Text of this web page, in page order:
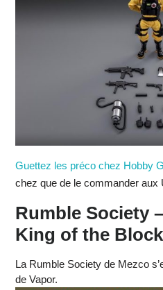
Guettez les préco chez Hobby
chez que de le commander aux
Rumble Society
King of the
La Rumble Society de Mezco
de Vapor.